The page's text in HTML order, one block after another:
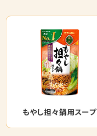
もやし担々鍋用スープ